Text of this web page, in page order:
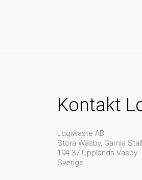
Kontakt
Logiwaste AB
Stora Wäsby, Gamla
194 37 Upplands Väsby
Sverige